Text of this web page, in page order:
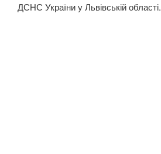
ДСНС України у Львівській області.